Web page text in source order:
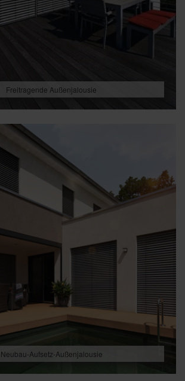
Freitragende Außenjalousie
Neubau-Aufsetz-Außenjalousie